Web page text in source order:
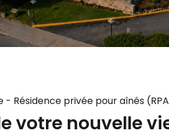
- Résidence privée pour aînés
votre nouvelle